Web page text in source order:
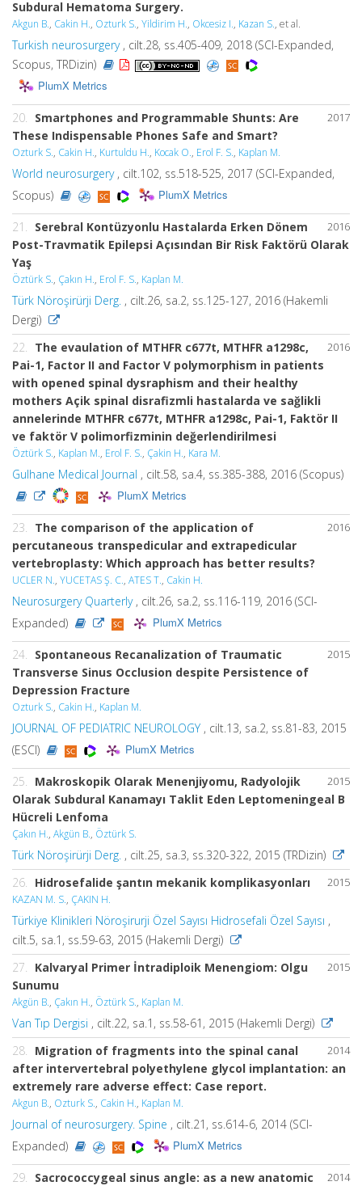
Subdural Hematoma Surgery.
Akgun B., Cakin H., Ozturk S., Yildirim H., Okcesiz I., Kazan S., et al.
Turkish neurosurgery, cilt.28, ss.405-409, 2018 (SCI-Expanded,
Scopus, TRDizin)
PlumX Metrics
2017
20. Smartphones and Programmable Shunts: Are
These Indispensable Phones Safe and Smart?
Ozturk S., Cakin H., Kurtuldu H., Kocak O., Erol F. S., Kaplan M.
World neurosurgery, cilt.102, ss.518-525, 2017 (SCI-Expanded,
Scopus)
PlumX Metrics
2016
21. Serebral Kontüzyonlu Hastalarda Erken Dönem
Post-Travmatik Epilepsi Açısından Bir Risk Faktörü Olarak
Yaş
Öztürk S., Çakın H., Erol F. S., Kaplan M.
Türk Nöroşirürji Derg. , cilt.26, sa.2, ss.125-127, 2016 (Hakemli
Dergi)
2016
22. The evaulation of MTHFR c677t, MTHFR a1298c,
Pai-1, Factor II and Factor V polymorphism in patients
with opened spinal dysraphism and their healthy
mothers Açik spinal disrafizmli hastalarda ve sağlikli
annelerinde MTHFR c677t, MTHFR a1298c, Pai-1, Faktör II
ve faktör V polimorfizminin değerlendirilmesi
Öztürk S., Kaplan M., Erol F. S., Çakin H., Kara M.
Gulhane Medical Journal , cilt.58, sa.4, ss.385-388, 2016 (Scopus)
PlumX Metrics
2016
23. The comparison of the application of
percutaneous transpedicular and extrapedicular
vertebroplasty: Which approach has better results?
UCLER N., YUCETAS Ş. C., ATES T., Cakin H.
Neurosurgery Quarterly, cilt.26, sa.2, ss.116-119, 2016 (SCI-
Expanded)
PlumX Metrics
2015
24. Spontaneous Recanalization of Traumatic
Transverse Sinus Occlusion despite Persistence of
Depression Fracture
Ozturk S., Cakin H., Kaplan M.
JOURNAL OF PEDIATRIC NEUROLOGY , cilt.13, sa.2, ss.81-83, 2015
(ESCI)
PlumX Metrics
2015
25. Makroskopik Olarak Menenjiyomu, Radyolojik
Olarak Subdural Kanamayı Taklit Eden Leptomeningeal B
Hücreli Lenfoma
Çakın H., Akgün B., Öztürk S.
Türk Nöroşirürji Derg. , cilt.25, sa.3, ss.320-322, 2015 (TRDizin)
2015
26. Hidrosefalide şantın mekanik komplikasyonları
KAZAN M. S., ÇAKIN H.
Türkiye Klinikleri Nöroşirurji Özel Sayısı Hidrosefali Özel Sayısı ,
cilt.5, sa.1, ss.59-63, 2015 (Hakemli Dergi)
2015
27. Kalvaryal Primer İntradiploik Menengiom: Olgu
Sunumu
Akgün B., Çakın H., Öztürk S., Kaplan M.
Van Tıp Dergisi , cilt.22, sa.1, ss.58-61, 2015 (Hakemli Dergi)
2014
28. Migration of fragments into the spinal canal
after intervertebral polyethylene glycol implantation: an
extremely rare adverse effect: Case report.
Akgun B., Ozturk S., Cakin H., Kaplan M.
Journal of neurosurgery. Spine , cilt.21, ss.614-6, 2014 (SCI-
Expanded)
PlumX Metrics
2014
29. Sacrococcygeal sinus angle: as a new anatomic